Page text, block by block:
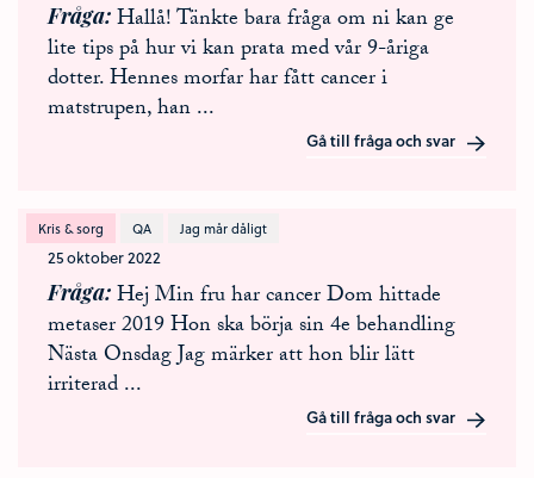
Fråga Hallå! Tänkte bara fråga om ni kan ge
lite tips på hur vi kan prata med vår 9-åriga
dotter. Hennes morfar har fått cancer i
matstrupen, han...
Gå till fråga och svar
QA Jag mår dåligt
Kris & sorg
25 oktober 2022
Fråga Hej Min fru har cancer Dom hittade
metaser 2019 Hon ska börja sin 4e behandling
Nästa Onsdag Jag märker att hon blir lätt
irriterad...
Gå till fråga och svar